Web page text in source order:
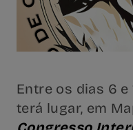
Entre os dias 6 e
terá lugar, em